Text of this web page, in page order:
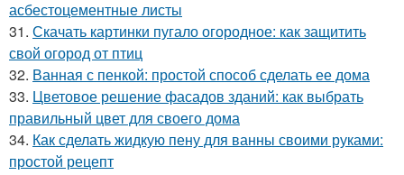
асбестоцементные листы
31. Скачать картинки пугало огородное: как защитить
свой огород от птиц
32. Ванная с пенкой: простой способ сделать ее дома
33. Цветовое решение фасадов зданий: как выбрать
правильный цвет для своего дома
34. Как сделать жидкую пену для ванны своими руками:
простой рецепт